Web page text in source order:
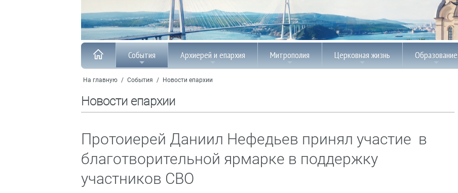
События Архиерей и епархия Митрополия Церковная жизнь Образование
На главную / События / Новости епархии
Новости епархии
Протоиерей Даниил Нефедьев принял участие в
благотворительной ярмарке в поддержку
участников СВО